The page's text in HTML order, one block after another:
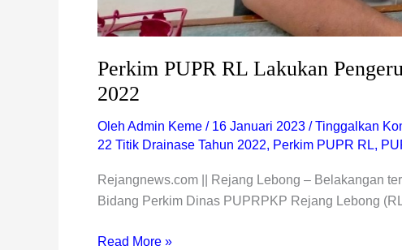
Perkim PUPR RL Lakukan
2022
Oleh Admin Keme / 16 Januari 2023 /Tinggalkan
22 Titik Drainase Tahun 2022, Perkim PUPR RL,
Rejangnews.com || Rejang Lebong – Belakangan
Bidang Perkim Dinas PUPRPKP Rejang Lebong
Read More »